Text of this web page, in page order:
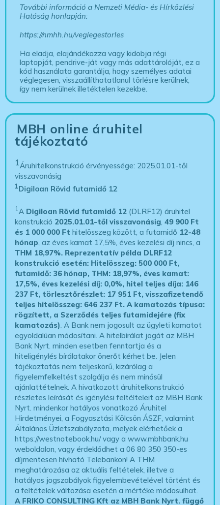
További információ a Nemzeti Média- és Hírközlési
Hatóság honlapján:
https://nmhh.hu/veglegestorles
Ha eladja, elajándékozza vagy kidobja régi
laptopját, pendrive-ját vagy más adattárolóját, ez a
kód használata garantálja, hogy személyes adatai
véglegesen, visszaállíthatatlanul törlésre kerülnek,
így nem kerülnek illetéktelen kezekbe.
MBH online áruhitel
tájékoztató
1Áruhitelkonstrukció érvényessége: 2025.01.01-től
visszavonásig
1Digiloan Rövid futamidő 12
1A Digiloan Rövid futamidő 12 (DLRF12) áruhitel
konstrukció 2025.01.01-től visszavonásig,49 900 Ft
és 1 000 000 Ft hitelösszeg között, a futamidő 12-48
hónap, az éves kamat 17,5%, éves kezelési díj nincs, a
THM 18,97%. Reprezentatív példa DLRF12
konstrukció esetén: Hitelösszeg: 500 000 Ft,
futamidő: 36 hónap, THM: 18,97%, éves kamat:
17,5%, éves kezelési díj: 0,0%, hitel teljes díja: 146
237 Ft, törlesztőrészlet: 17 951 Ft, visszafizetendő
teljes hitelösszeg: 646 237 Ft.A kamatozás típusa:
rögzített, a Szerződés teljes futamidejére (fix
kamatozás). A Bank nem jogosult az ügyleti kamatot
egyoldalúan módosítani. A hitelbírálat jogát az MBH
Bank Nyrt. minden esetben fenntartja és a
hiteligénylés bírálatakor önerőt kérhet be. Jelen
tájékoztatás nem teljeskörű, kizárólag a
figyelemfelkeltést szolgálja és nem minősül
ajánlattételnek. A hivatkozott áruhitelkonstrukció
részletes leírását és igénylési feltélteleit az MBH Bank
Nyrt. mindenkor hatályos vonatkozó Áruhitel
Hirdetményei, a Fogyasztási Kölcsön ÁSZF, valamint
Általános Üzletszabályzata, melyek elérhetőek a
https://westnotebook.hu/vagy a www.mbhbank.hu
weboldalon, vagy érdeklődhet a 06 80 350 350-es
díjmentesen hívható Telebankon! A THM
meghatározása az aktuális feltételek, illetve a
hatályos jogszabályok figyelembevételével történt és
a feltételek változása esetén a mértéke módosulhat.
A FRIKO CONSULTING Kft az MBH Bank Nyrt. függő